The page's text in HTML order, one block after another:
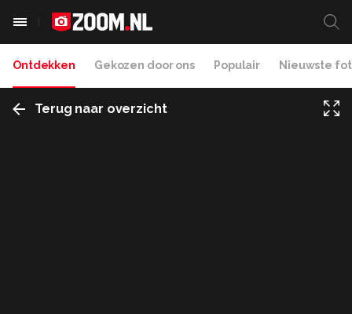
Ontdekken Gekozen door ons Populair Nieuwste
Terug naar overzicht